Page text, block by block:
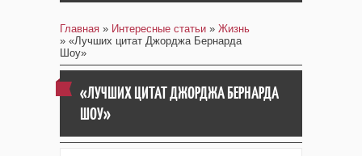
Главная » Интересные статьи » Жизнь
» «Лучших цитат Джорджа Бернарда
Шоу»
«ЛУЧШИХ ЦИТАТ ДЖОРДЖА БЕРНАРДА
ШОУ»